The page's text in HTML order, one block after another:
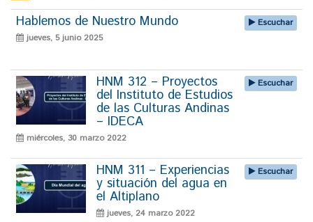
Hablemos de Nuestro Mundo
jueves, 5 junio 2025
Escuchar
HNM 312 – Proyectos
del Instituto de Estudios
de las Culturas Andinas
– IDECA
miércoles, 30 marzo 2022
Escuchar
HNM 311 – Experiencias
y situación del agua en
el Altiplano
jueves, 24 marzo 2022
Escuchar